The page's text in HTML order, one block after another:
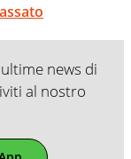
news di
al nostro